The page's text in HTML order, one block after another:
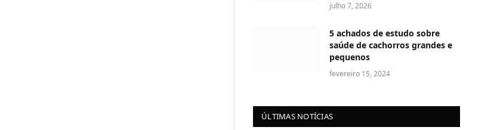
julho 7, 2026
5 achados de estudo sobre
saúde de cachorros grandes e
pequenos
fevereiro 15, 2024
ÚLTIMAS NOTÍCIAS